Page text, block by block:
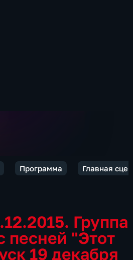
Программа Главная
Группа
песней "Этот
19 декабря